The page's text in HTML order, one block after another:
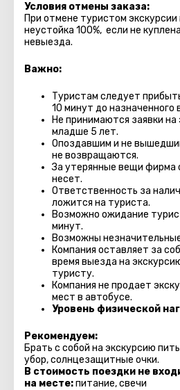
Условия отмены заказа:
При отмене туристом экскурсии
неустойка 100%, если не
невыезда.
Важно:
Туристам следует
10 минут до назначенного
Не принимаются заявки на
младше 5 лет.
Опоздавшим и не
не возвращаются.
За утерянные вещи фирма
несет.
Ответственность за
ложится на туриста.
Возможно ожидание
минут.
Возможны
Компания оставляет за
время выезда на
туристу.
Компания не продает
мест в автобуcе.
Уровень физической
Рекомендуем:
Брать с собой на экскурсию
убор, солнцезащитные очки.
В стоимость поездки не
на месте:питание, свечи